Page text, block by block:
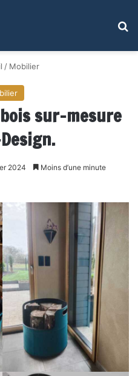
/ Mobilier
sur-mesure
2024 Moins d’une minute